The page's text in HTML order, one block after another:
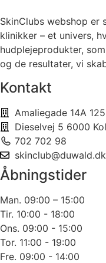
SkinClubs webshop
klinikker – et univers,
hudplejeprodukter,
og de resultater, vi
Kontakt
Amaliegade 14A
Dieselvej 5 6000
702 702 98
skinclub@duwald.dk
Åbningstider
Man. 09:00 – 15:00
Tir. 10:00 - 18:00
Ons. 09:00 - 15:00
Tor. 11:00 - 19:00
Fre. 09:00 - 14:00